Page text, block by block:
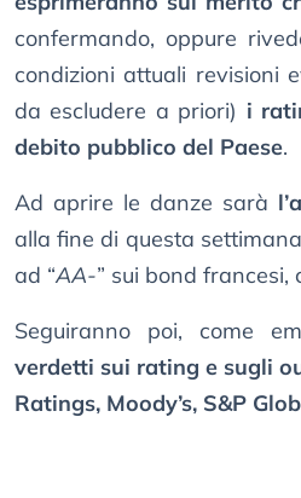
confermando, oppure
condizioni attuali revisioni
da escludere a priori) i
debito pubblico del Paese.
Ad aprire le danze sarà
alla fine di questa
ad “AA-” sui bond francesi,
Seguiranno poi, come
verdetti sui rating e sugli
Ratings, Moody’s, S&P